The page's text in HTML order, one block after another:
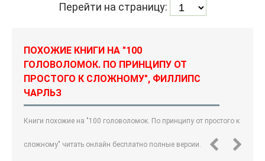
Перейти на страницу:
ПОХОЖИЕ КНИГИ НА "100
ГОЛОВОЛОМОК. ПО ПРИНЦИПУ ОТ
ПРОСТОГО К СЛОЖНОМУ", ФИЛЛИПС
ЧАРЛЬЗ
Книги похожие на "100 головоломок. По принципу от простого к
сложному" читать онлайн бесплатно полные версии.